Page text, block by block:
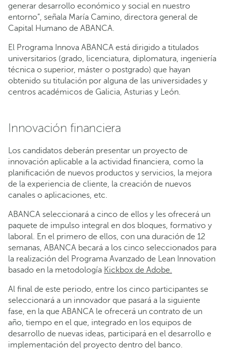
generar desarrollo económico y social en nuestro
entorno”, señala María Camino, directora general de
Capital Humano de ABANCA.
El Programa Innova ABANCA está dirigido a titulados
universitarios (grado, licenciatura, diplomatura, ingeniería
técnica o superior, máster o postgrado) que hayan
obtenido su titulación por alguna de las universidades y
centros académicos de Galicia, Asturias y León.
Innovación financiera
Los candidatos deberán presentar un proyecto de
innovación aplicable a la actividad financiera, como la
planificación de nuevos productos y servicios, la mejora
de la experiencia de cliente, la creación de nuevos
canales o aplicaciones, etc.
ABANCA seleccionará a cinco de ellos y les ofrecerá un
paquete de impulso integral en dos bloques, formativo y
laboral. En el primero de ellos, con una duración de 12
semanas, ABANCA becará a los cinco seleccionados para
la realización del Programa Avanzado de Lean Innovation
basado en la metodología Kickbox de Adobe.
Al final de este periodo, entre los cinco participantes se
seleccionará a un innovador que pasará a la siguiente
fase, en la que ABANCA le ofrecerá un contrato de un
año, tiempo en el que, integrado en los equipos de
desarrollo de nuevas ideas, participará en el desarrollo e
implementación del proyecto dentro del banco.